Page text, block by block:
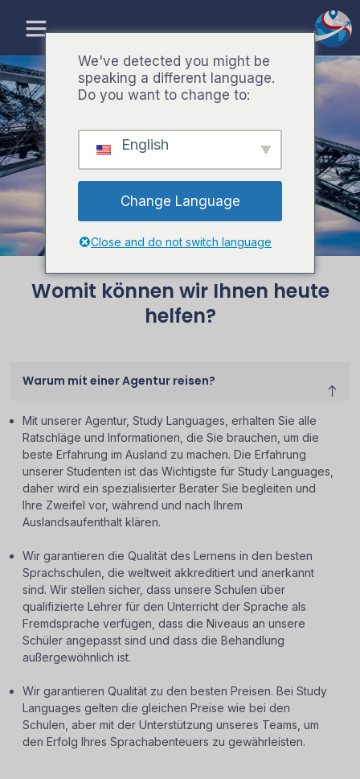
Inhalt
springen
FAQ
Häufig gestellte Fragen
Womit können wir Ihnen heute
helfen?
Warum mit einer Agentur reisen?
Mit unserer Agentur, Study Languages, erhalten Sie alle
Ratschläge und Informationen, die Sie brauchen, um die
beste Erfahrung im Ausland zu machen. Die Erfahrung
unserer Studenten ist das Wichtigste für Study Languages,
daher wird ein spezialisierter Berater Sie begleiten und
Ihre Zweifel vor, während und nach Ihrem
Auslandsaufenthalt klären.
Wir garantieren die Qualität des Lernens in den besten
Sprachschulen, die weltweit akkreditiert und anerkannt
sind. Wir stellen sicher, dass unsere Schulen über
qualifizierte Lehrer für den Unterricht der Sprache als
Fremdsprache verfügen, dass die Niveaus an unsere
Schüler angepasst sind und dass die Behandlung
außergewöhnlich ist.
Wir garantieren Qualität zu den besten Preisen. Bei Study
Languages gelten die gleichen Preise wie bei den
Schulen, aber mit der Unterstützung unseres Teams, um
den Erfolg Ihres Sprachabenteuers zu gewährleisten.
We've detected you might be
speaking a different language.
Do you want to change to:
English
Change Language
Close and do not switch language